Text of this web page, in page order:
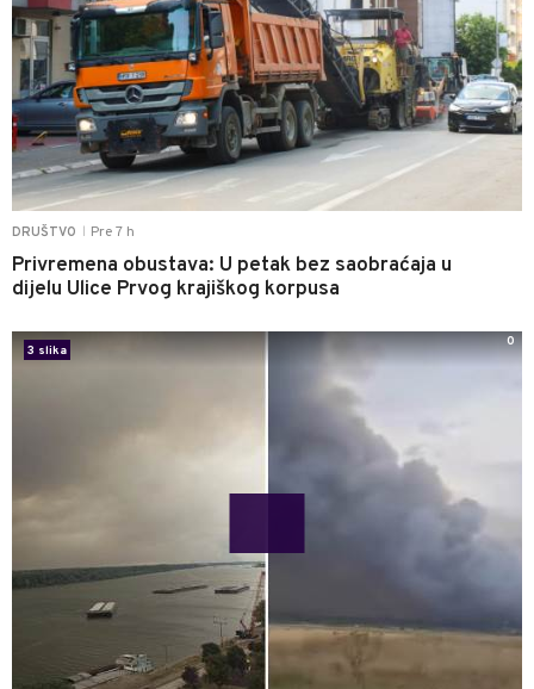
DRUŠTVO Pre 7 h
Privremena obustava: U petak bez saobraćaja u
dijelu Ulice Prvog krajiškog korpusa
3 slika
0